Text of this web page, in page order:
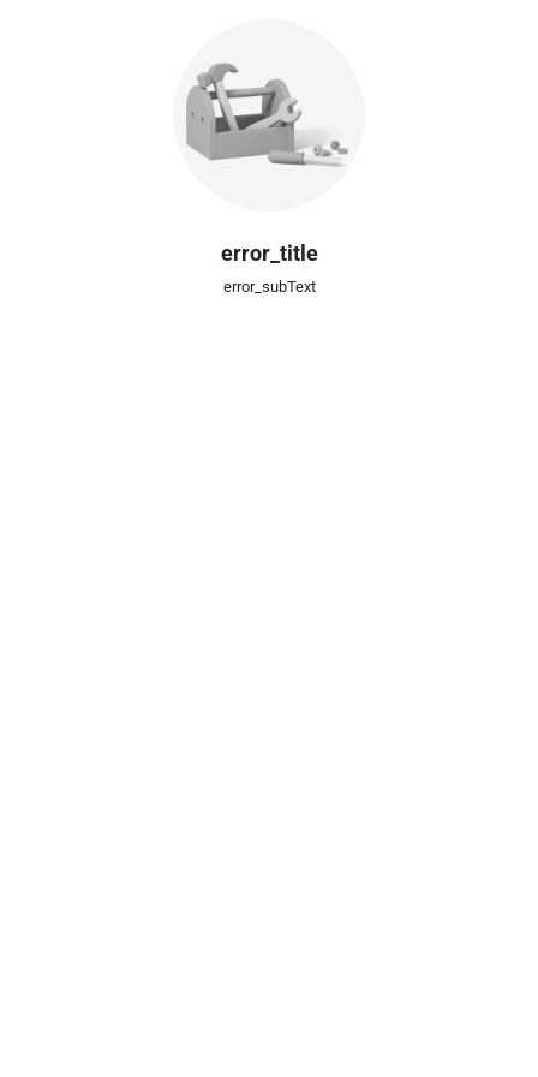
error_title
error_subText